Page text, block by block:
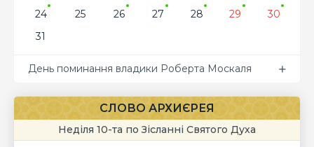
24
25 26 27 28 29
30
31
День поминання владики Роберта Москаля
СЛОВО АРХИЄРЕЯ
Неділя 10-та по Зісланні Святого Духа